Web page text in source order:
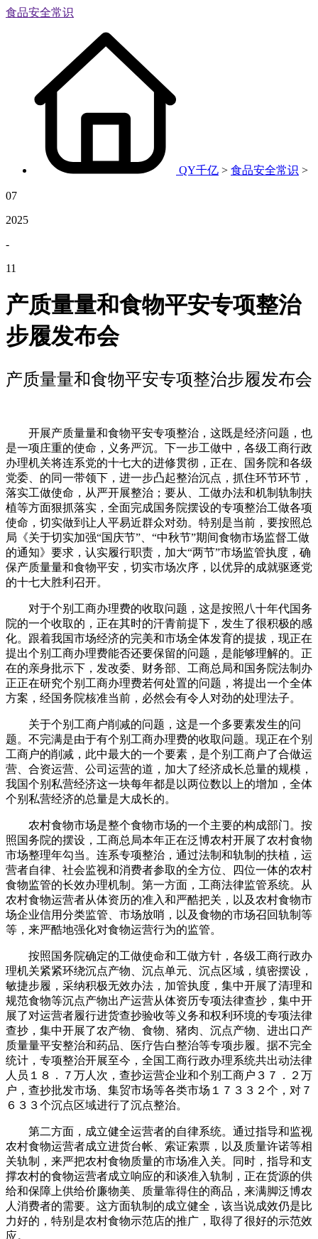
食品安全常识
QY千亿 > 食品安全常识 >
07
2025
-
11
产质量量和食物平安专项整治
步履发布会
产质量量和食物平安专项整治步履发布会
开展产质量量和食物平安专项整治，这既是经济问题，也
是一项庄重的使命，义务严沉。下一步工做中，各级工商行政
办理机关将连系党的十七大的进修贯彻，正在、国务院和各级
党委、的同一带领下，进一步凸起整治沉点，抓住环节环节，
落实工做使命，从严开展整治；要从、工做办法和机制轨制扶
植等方面狠抓落实，全面完成国务院摆设的专项整治工做各项
使命，切实做到让人平易近群众对劲。特别是当前，要按照总
局《关于切实加强“国庆节”、“中秋节”期间食物市场监督工做
的通知》要求，认实履行职责，加大“两节”市场监管执度，确
保产质量量和食物平安，切实市场次序，以优异的成就驱逐党
的十七大胜利召开。
对于个别工商办理费的收取问题，这是按照八十年代国务
院的一个收取的，正在其时的汗青前提下，发生了很积极的感
化。跟着我国市场经济的完美和市场全体发育的提拔，现正在
提出个别工商办理费能否还要保留的问题，是能够理解的。正
在的亲身批示下，发改委、财务部、工商总局和国务院法制办
正正在研究个别工商办理费若何处置的问题，将提出一个全体
方案，经国务院核准当前，必然会有令人对劲的处理法子。
关于个别工商户削减的问题，这是一个多要素发生的问
题。不完满是由于有个别工商办理费的收取问题。现正在个别
工商户的削减，此中最大的一个要素，是个别工商户了合做运
营、合资运营、公司运营的道，加大了经济成长总量的规模，
我国个别私营经济这一块每年都是以两位数以上的增加，全体
个别私营经济的总量是大成长的。
农村食物市场是整个食物市场的一个主要的构成部门。按
照国务院的摆设，工商总局本年正在泛博农村开展了农村食物
市场整理年勾当。连系专项整治，通过法制和轨制的扶植，运
营者自律、社会监视和消费者参取的全方位、四位一体的农村
食物监管的长效办理机制。第一方面，工商法律监管系统。从
农村食物运营者从体资历的准入和严酷把关，以及农村食物市
场企业信用分类监管、市场放哨，以及食物的市场召回轨制等
等，来严酷地强化对食物运营行为的监管。
按照国务院确定的工做使命和工做方针，各级工商行政办
理机关紧紧环绕沉点产物、沉点单元、沉点区域，缜密摆设，
敏捷步履，采纳积极无效办法，加管执度，集中开展了清理和
规范食物等沉点产物出产运营从体资历专项法律查抄，集中开
展了对运营者履行进货查抄验收等义务和权利环境的专项法律
查抄，集中开展了农产物、食物、猪肉、沉点产物、进出口产
质量量平安整治和药品、医疗告白整治等专项步履。据不完全
统计，专项整治开展至今，全国工商行政办理系统共出动法律
人员１８．７万人次，查抄运营企业和个别工商户３７．２万
户，查抄批发市场、集贸市场等各类市场１７３３２个，对７
６３３个沉点区域进行了沉点整治。
第二方面，成立健全运营者的自律系统。通过指导和监视
农村食物运营者成立进货台帐、索证索票，以及质量许诺等相
关轨制，来严把农村食物质量的市场准入关。同时，指导和支
撑农村的食物运营者成立响应的和谈准入轨制，正在货源的供
给和保障上供给价廉物美、质量靠得住的商品，来满脚泛博农
人消费者的需要。这方面轨制的成立健全，该当说成效仍是比
力好的，特别是农村食物示范店的推广，取得了很好的示范效
应。